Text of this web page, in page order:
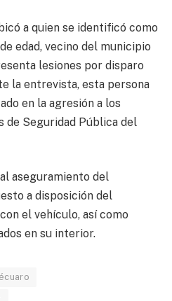
a quien se identificó como
edad, vecino del municipio
lesiones por disparo
la entrevista, esta persona
en la agresión a los
de Seguridad Pública del
aseguramiento del
a disposición del
el vehículo, así como
en su interior.